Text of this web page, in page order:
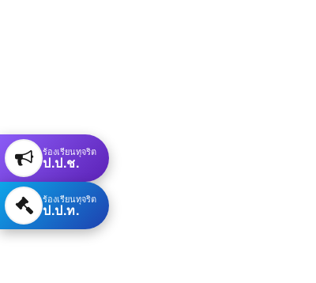
ร้องเรียนทุจริต
ป.ป.ช.
ร้องเรียนทุจริต
ป.ป.ท.